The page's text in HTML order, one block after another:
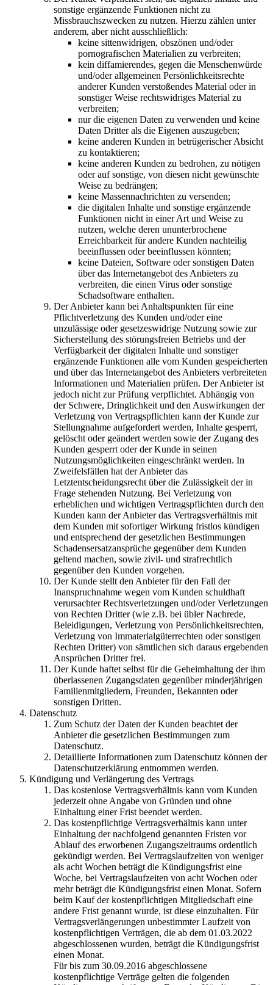
sonstige ergänzende Funktionen nicht zu
Missbrauchszwecken zu nutzen. Hierzu zählen unter
anderem, aber nicht ausschließlich:
keine sittenwidrigen, obszönen und/oder
pornografischen Materialien zu verbreiten;
kein diffamierendes, gegen die Menschenwürde
und/oder allgemeinen Persönlichkeitsrechte
anderer Kunden verstoßendes Material oder in
sonstiger Weise rechtswidriges Material zu
verbreiten;
nur die eigenen Daten zu verwenden und keine
Daten Dritter als die Eigenen auszugeben;
keine anderen Kunden in betrügerischer Absicht
zu kontaktieren;
keine anderen Kunden zu bedrohen, zu nötigen
oder auf sonstige, von diesen nicht gewünschte
Weise zu bedrängen;
keine Massennachrichten zu versenden;
die digitalen Inhalte und sonstige ergänzende
Funktionen nicht in einer Art und Weise zu
nutzen, welche deren ununterbrochene
Erreichbarkeit für andere Kunden nachteilig
beeinflussen oder beeinflussen könnten;
keine Dateien, Software oder sonstigen Daten
über das Internetangebot des Anbieters zu
verbreiten, die einen Virus oder sonstige
Schadsoftware enthalten.
Der Anbieter kann bei Anhaltspunkten für eine
Pflichtverletzung des Kunden und/oder eine
unzulässige oder gesetzeswidrige Nutzung sowie zur
Sicherstellung des störungsfreien Betriebs und der
Verfügbarkeit der digitalen Inhalte und sonstiger
ergänzende Funktionen alle vom Kunden gespeicherten
und über das Internetangebot des Anbieters verbreiteten
Informationen und Materialien prüfen. Der Anbieter ist
jedoch nicht zur Prüfung verpflichtet. Abhängig von
der Schwere, Dringlichkeit und den Auswirkungen der
Verletzung von Vertragspflichten kann der Kunde zur
Stellungnahme aufgefordert werden, Inhalte gesperrt,
gelöscht oder geändert werden sowie der Zugang des
Kunden gesperrt oder der Kunde in seinen
Nutzungsmöglichkeiten eingeschränkt werden. In
Zweifelsfällen hat der Anbieter das
Letztentscheidungsrecht über die Zulässigkeit der in
Frage stehenden Nutzung. Bei Verletzung von
erheblichen und wichtigen Vertragspflichten durch den
Kunden kann der Anbieter das Vertragsverhältnis mit
dem Kunden mit sofortiger Wirkung fristlos kündigen
und entsprechend der gesetzlichen Bestimmungen
Schadensersatzansprüche gegenüber dem Kunden
geltend machen, sowie zivil- und strafrechtlich
gegenüber den Kunden vorgehen.
Der Kunde stellt den Anbieter für den Fall der
Inanspruchnahme wegen vom Kunden schuldhaft
verursachter Rechtsverletzungen und/oder Verletzungen
von Rechten Dritter (wie z.B. bei übler Nachrede,
Beleidigungen, Verletzung von Persönlichkeitsrechten,
Verletzung von Immaterialgüterrechten oder sonstigen
Rechten Dritter) von sämtlichen sich daraus ergebenden
Ansprüchen Dritter frei.
Der Kunde haftet selbst für die Geheimhaltung der ihm
überlassenen Zugangsdaten gegenüber minderjährigen
Familienmitgliedern, Freunden, Bekannten oder
sonstigen Dritten.
Datenschutz
Zum Schutz der Daten der Kunden beachtet der
Anbieter die gesetzlichen Bestimmungen zum
Datenschutz.
Detaillierte Informationen zum Datenschutz können der
Datenschutzerklärung entnommen werden.
Kündigung und Verlängerung des Vertrags
Das kostenlose Vertragsverhältnis kann vom Kunden
jederzeit ohne Angabe von Gründen und ohne
Einhaltung einer Frist beendet werden.
Das kostenpflichtige Vertragsverhältnis kann unter
Einhaltung der nachfolgend genannten Fristen vor
Ablauf des erworbenen Zugangszeitraums ordentlich
gekündigt werden. Bei Vertragslaufzeiten von weniger
als acht Wochen beträgt die Kündigungsfrist eine
Woche, bei Vertragslaufzeiten von acht Wochen oder
mehr beträgt die Kündigungsfrist einen Monat. Sofern
beim Kauf der kostenpflichtigen Mitgliedschaft eine
andere Frist genannt wurde, ist diese einzuhalten. Für
Vertragsverlängerungen unbestimmter Laufzeit von
kostenpflichtigen Verträgen, die ab dem 01.03.2022
abgeschlossenen wurden, beträgt die Kündigungsfrist
einen Monat.
Für bis zum 30.09.2016 abgeschlossene
kostenpflichtige Verträge gelten die folgenden